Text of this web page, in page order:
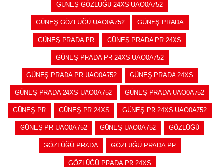
GÜNEŞ GÖZLÜĞÜ 24XS UAO0A752
GÜNEŞ GÖZLÜĞÜ UAO0A752 GÜNEŞ PRADA
GÜNEŞ PRADA PR GÜNEŞ PRADA PR 24XS
GÜNEŞ PRADA PR 24XS UAO0A752
GÜNEŞ PRADA PR UAO0A752 GÜNEŞ PRADA 24XS
GÜNEŞ PRADA 24XS UAO0A752 GÜNEŞ PRADA UAO0A752
GÜNEŞ PR GÜNEŞ PR 24XS GÜNEŞ PR 24XS UAO0A752
GÜNEŞ PR UAO0A752 GÜNEŞ UAO0A752 GÖZLÜĞÜ
GÖZLÜĞÜ PRADA GÖZLÜĞÜ PRADA PR
GÖZLÜĞÜ PRADA PR 24XS